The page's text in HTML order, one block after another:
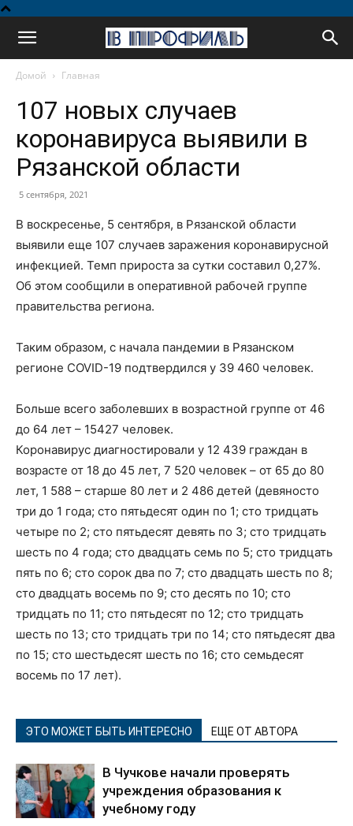
Домой Главная
107 новых случаев
коронавируса выявили в
Рязанской области
5 сентября, 2021
В воскресенье, 5 сентября, в Рязанской области
выявили еще 107 случаев заражения коронавирусной
инфекцией. Темп прироста за сутки составил 0,27%.
Об этом сообщили в оперативной рабочей группе
правительства региона.
Таким образом, с начала пандемии в Рязанском
регионе COVID-19 подтвердился у 39 460 человек.
Больше всего заболевших в возрастной группе от 46
до 64 лет – 15427 человек.
Коронавирус диагностировали у 12 439 граждан в
возрасте от 18 до 45 лет, 7 520 человек – от 65 до 80
лет, 1 588 – старше 80 лет и 2 486 детей (девяносто
три до 1 года; сто пятьдесят один по 1; сто тридцать
четыре по 2; сто пятьдесят девять по 3; сто тридцать
шесть по 4 года; сто двадцать семь по 5; сто тридцать
пять по 6; сто сорок два по 7; сто двадцать шесть по 8;
сто двадцать восемь по 9; сто десять по 10; сто
тридцать по 11; сто пятьдесят по 12; сто тридцать
шесть по 13; сто тридцать три по 14; сто пятьдесят два
по 15; сто шестьдесят шесть по 16; сто семьдесят
восемь по 17 лет).
ЭТО МОЖЕТ БЫТЬ ИНТЕРЕСНО ЕЩЕ ОТ АВТОРА
В Чучкове начали проверять
учреждения образования к
учебному году